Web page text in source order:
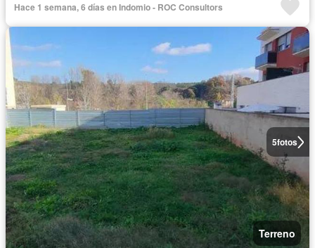
Hace 1 semana, 6 días en Indomio - ROC Consultors
5fotos
Terreno